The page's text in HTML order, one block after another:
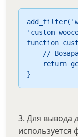
function
}
3. Для вывода
используется